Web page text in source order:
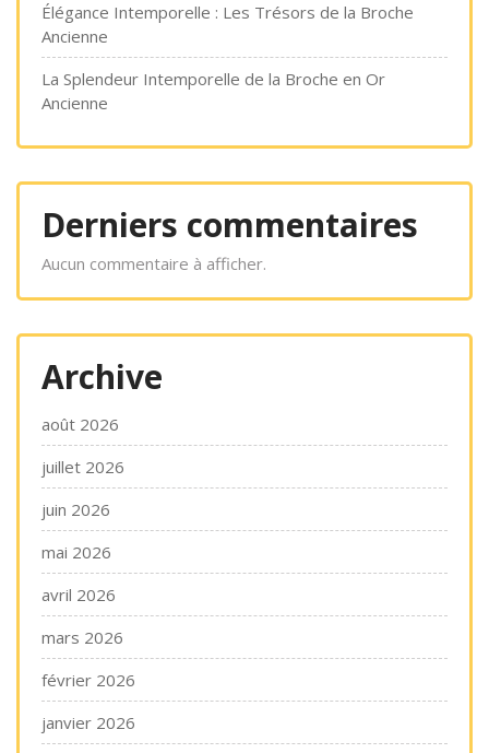
Élégance Intemporelle : Les Trésors de la Broche
Ancienne
La Splendeur Intemporelle de la Broche en Or
Ancienne
Derniers commentaires
Aucun commentaire à afficher.
Archive
août 2026
juillet 2026
juin 2026
mai 2026
avril 2026
mars 2026
février 2026
janvier 2026